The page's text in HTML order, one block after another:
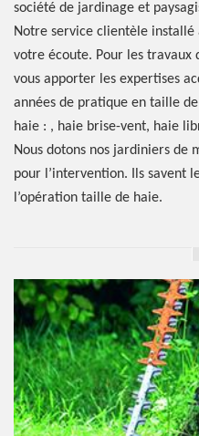
société de jardinage et
Notre service clientèle
votre écoute. Pour les travaux
vous apporter les expertises
années de pratique en taille
haie : , haie brise-vent, haie
Nous dotons nos jardiniers de
pour l’intervention. Ils savent
l’opération taille de haie.